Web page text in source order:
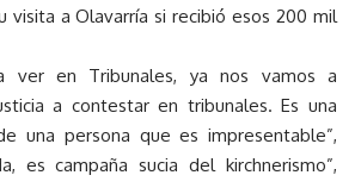
visita a Olavarría si recibió esos 200 mil
ver en Tribunales, ya nos vamos a
a contestar en tribunales. Es una
una persona que es impresentable”,
es campaña sucia del kirchnerismo”,